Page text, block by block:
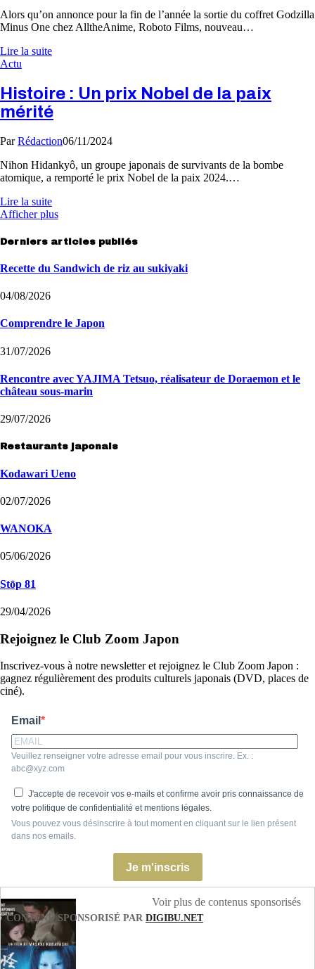
Alors qu’on annonce pour la fin de l’année la sortie du coffret Godzilla
Minus One chez AlltheAnime, Roboto Films, nouveau…
Lire la suite
Actu
Histoire : Un prix Nobel de la paix
mérité
Par Rédaction06/11/2024
Nihon Hidankyô, un groupe japonais de survivants de la bombe
atomique, a remporté le prix Nobel de la paix 2024.…
Lire la suite
Afficher plus
Derniers articles publiés
Recette du Sandwich de riz au sukiyaki
04/08/2026
Comprendre le Japon
31/07/2026
Rencontre avec YAJIMA Tetsuo, réalisateur de Doraemon et le
château sous-marin
29/07/2026
Restaurants japonais
Kodawari Ueno
02/07/2026
WANOKA
05/06/2026
Stōp 81
29/04/2026
Rejoignez le Club Zoom Japon
Inscrivez-vous à notre newsletter et rejoignez le Club Zoom Japon :
gagnez régulièrement des produits culturels japonais (DVD, places de
ciné).
Email
Veuillez renseigner votre adresse email pour vous inscrire. Ex. :
abc@xyz.com
J'accepte de recevoir vos e-mails et confirme avoir pris connaissance de
votre politique de confidentialité et mentions légales.
Vous pouvez vous désinscrire à tout moment en cliquant sur le lien présent
dans nos emails.
Je m'inscris
CONTENU SPONSORISÉ PAR DIGIBU.NET
Voir plus de contenus sponsorisés